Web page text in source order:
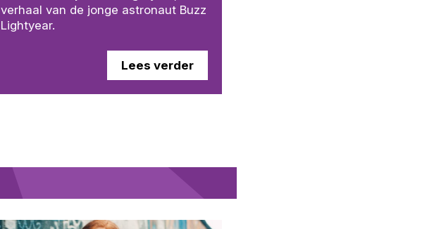
verhaal van de jonge astronaut Buzz
Lightyear.
Lees verder